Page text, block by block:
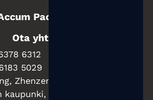
Packaging Co., Ltd.
Ota yhteyttä
6312
5029
Zhenzen kaupunki, Wujiangin
kaupunki, Jiangsun maakunta,